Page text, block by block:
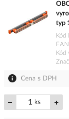
typ
Kód
EAN
Kód
Cena s DPH
ks